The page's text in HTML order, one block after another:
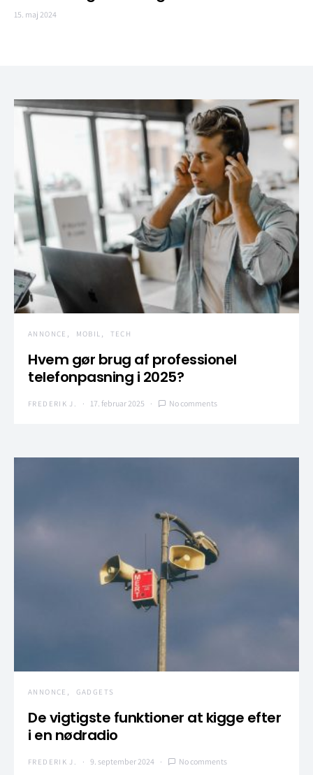
15. maj 2024
ANNONCE MOBIL TECH
Hvem gør brug af professionel
telefonpasning i 2025?
FREDERIK J. 17. februar 2025 No comments
ANNONCE GADGETS
De vigtigste funktioner at kigge efter
i en nødradio
FREDERIK J. 9. september 2024 No comments